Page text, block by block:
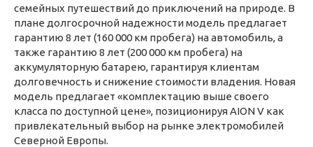
семейных путешествий до приключений на природе. В
плане долгосрочной надежности модель предлагает
гарантию 8 лет (160 000 км пробега) на автомобиль, а
также гарантию 8 лет (200 000 км пробега) на
аккумуляторную батарею, гарантируя клиентам
долговечность и снижение стоимости владения. Новая
модель предлагает «комплектацию выше своего
класса по доступной цене», позиционируя AION V как
привлекательный выбор на рынке электромобилей
Северной Европы.